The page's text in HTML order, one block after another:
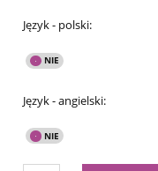
Język - polski:
Język - angielski: